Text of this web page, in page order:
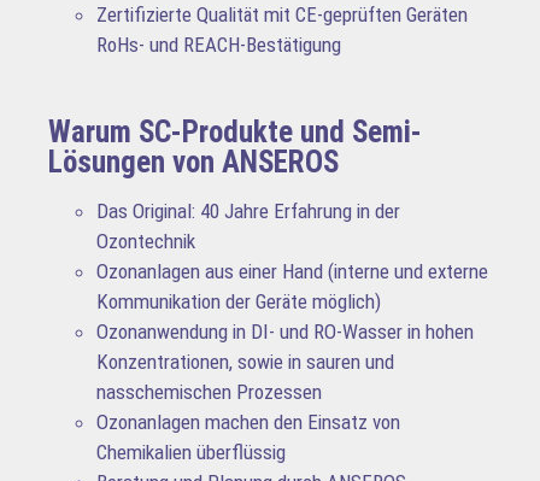
Zertifizierte Qualität mit CE-geprüften Geräten
RoHs- und REACH-Bestätigung
Warum SC-Produkte und Semi-
Lösungen von ANSEROS
Das Original: 40 Jahre Erfahrung in der
Ozontechnik
Ozonanlagen aus einer Hand (interne und externe
Kommunikation der Geräte möglich)
Ozonanwendung in DI- und RO-Wasser in hohen
Konzentrationen, sowie in sauren und
nasschemischen Prozessen
Ozonanlagen machen den Einsatz von
Chemikalien überflüssig